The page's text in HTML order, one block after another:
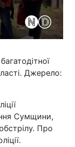
Джерело:
Сумщини,
Про